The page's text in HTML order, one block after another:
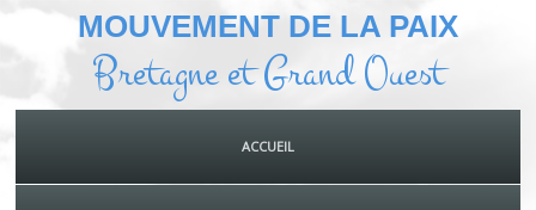
MOUVEMENT DE LA PAIX
Bretagne et Grand Ouest
ACCUEIL